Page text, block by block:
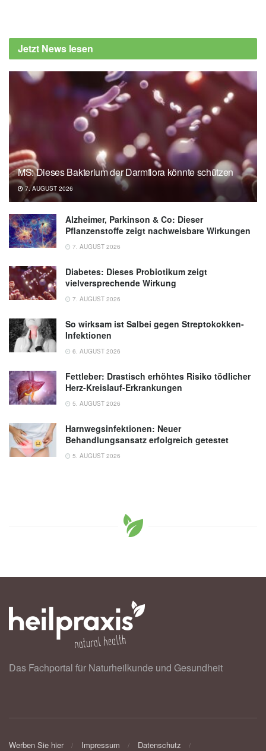
Hasnain, Aoun Abbas, Jae-Hyuk Lee, Gi-
Seong Moon: The Impact of Fermented Dairy
Improvement; in: Food Science and Animal
Resources (veröffentlicht 01.03.2025), Food
Science and Animal Resources
Universitätsspital Zürich (USZ): 6 Tipps für
starke Knochen (Stand 19.03.2025) ,
Jetzt News lesen
MS: Dieses Bakterium der Darmflora könnte schützen
7. AUGUST 2026
Alzheimer, Parkinson & Co: Dieser
Pflanzenstoffe zeigt nachweisbare Wirkungen
7. AUGUST 2026
Diabetes: Dieses Probiotikum zeigt
vielversprechende Wirkung
7. AUGUST 2026
So wirksam ist Salbei gegen Streptokokken-
Infektionen
6. AUGUST 2026
Fettleber: Drastisch erhöhtes Risiko tödlicher
Herz-Kreislauf-Erkrankungen
5. AUGUST 2026
Harnwegsinfektionen: Neuer
Behandlungsansatz erfolgreich getestet
5. AUGUST 2026
Das Fachportal für Naturheilkunde und Gesundheit
Werben Sie hier Impressum Datenschutz